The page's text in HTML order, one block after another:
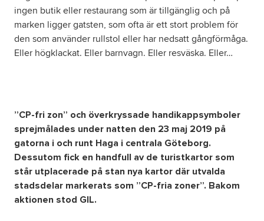
ingen butik eller restaurang som är tillgänglig och på
marken ligger gatsten, som ofta är ett stort problem för
den som använder rullstol eller har nedsatt gångförmåga.
Eller högklackat. Eller barnvagn. Eller resväska. Eller…
”CP-fri zon” och överkryssade handikappsymboler
sprejmålades under natten den 23 maj 2019 på
gatorna i och runt Haga i centrala Göteborg.
Dessutom fick en handfull av de turistkartor som
står utplacerade på stan nya kartor där utvalda
stadsdelar markerats som ”CP-fria zoner”. Bakom
aktionen stod GIL.